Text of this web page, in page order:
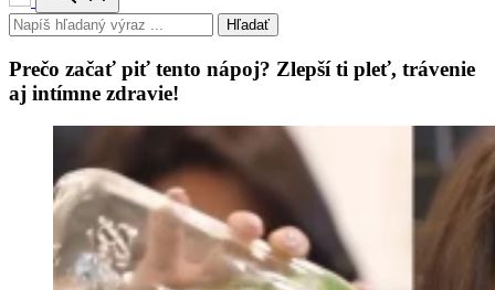
Hľadať
Prečo začať piť tento nápoj? Zlepší ti pleť, trávenie
aj intímne zdravie!